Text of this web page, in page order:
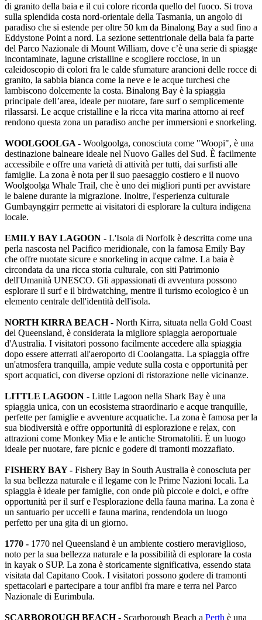
di granito della baia e il cui colore ricorda quello del fuoco. Si trova
sulla splendida costa nord-orientale della Tasmania, un angolo di
paradiso che si estende per oltre 50 km da Binalong Bay a sud fino a
Eddystone Point a nord. La sezione settentrionale della baia fa parte
del Parco Nazionale di Mount William, dove c’è una serie di spiagge
incontaminate, lagune cristalline e scogliere rocciose, in un
caleidoscopio di colori fra le calde sfumature arancioni delle rocce di
granito, la sabbia bianca come la neve e le acque turchesi che
lambiscono dolcemente la costa. Binalong Bay è la spiaggia
principale dell’area, ideale per nuotare, fare surf o semplicemente
rilassarsi. Le acque cristalline e la ricca vita marina attorno ai reef
rendono questa zona un paradiso anche per immersioni e snorkeling.
WOOLGOOLGA - Woolgoolga, conosciuta come "Woopi", è una
destinazione balneare ideale nel Nuovo Galles del Sud. È facilmente
accessibile e offre una varietà di attività per tutti, dai surfisti alle
famiglie. La zona è nota per il suo paesaggio costiero e il nuovo
Woolgoolga Whale Trail, che è uno dei migliori punti per avvistare
le balene durante la migrazione. Inoltre, l'esperienza culturale
Gumbaynggirr permette ai visitatori di esplorare la cultura indigena
locale.
EMILY BAY LAGOON - L'Isola di Norfolk è descritta come una
perla nascosta nel Pacifico meridionale, con la famosa Emily Bay
che offre nuotate sicure e snorkeling in acque calme. La baia è
circondata da una ricca storia culturale, con siti Patrimonio
dell'Umanità UNESCO. Gli appassionati di avventura possono
esplorare il surf e il birdwatching, mentre il turismo ecologico è un
elemento centrale dell'identità dell'isola.
NORTH KIRRA BEACH - North Kirra, situata nella Gold Coast
del Queensland, è considerata la migliore spiaggia aeroportuale
d'Australia. I visitatori possono facilmente accedere alla spiaggia
dopo essere atterrati all'aeroporto di Coolangatta. La spiaggia offre
un'atmosfera tranquilla, ampie vedute sulla costa e opportunità per
sport acquatici, con diverse opzioni di ristorazione nelle vicinanze.
LITTLE LAGOON - Little Lagoon nella Shark Bay è una
spiaggia unica, con un ecosistema straordinario e acque tranquille,
perfette per famiglie e avventure acquatiche. La zona è famosa per la
sua biodiversità e offre opportunità di esplorazione e relax, con
attrazioni come Monkey Mia e le antiche Stromatoliti. È un luogo
ideale per nuotare, fare picnic e godere di tramonti mozzafiato.
FISHERY BAY - Fishery Bay in South Australia è conosciuta per
la sua bellezza naturale e il legame con le Prime Nazioni locali. La
spiaggia è ideale per famiglie, con onde più piccole e dolci, e offre
opportunità per il surf e l'esplorazione della fauna marina. La zona è
un santuario per uccelli e fauna marina, rendendola un luogo
perfetto per una gita di un giorno.
1770 - 1770 nel Queensland è un ambiente costiero meraviglioso,
noto per la sua bellezza naturale e la possibilità di esplorare la costa
in kayak o SUP. La zona è storicamente significativa, essendo stata
visitata dal Capitano Cook. I visitatori possono godere di tramonti
spettacolari e partecipare a tour anfibi fra mare e terra nel Parco
Nazionale di Eurimbula.
SCARBOROUGH BEACH - Scarborough Beach a Perth è una